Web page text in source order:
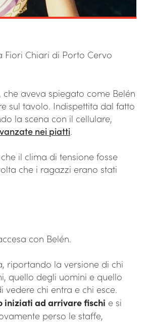
Fiori Chiari di Porto Cervo
aveva spiegato come Belén
sul tavolo. Indispettita dal fatto
la scena con il cellulare,
nei piatti.
il clima di tensione fosse
che i ragazzi erano stati
con Belén.
riportando la versione di chi
quello degli uomini e quello
chi entra e chi esce.
iniziati ad arrivare fischi e si
perso le staffe,